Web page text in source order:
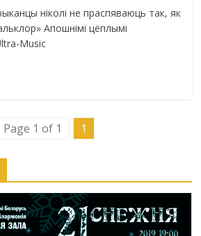
ніколі не праспяваюць так, як
Апошнімі цёплымі
Music
Page 1 of 1 1